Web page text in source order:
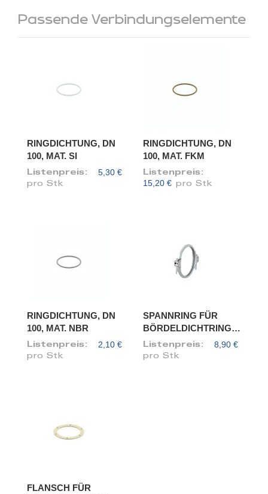
Passende Verbindungselemente
RINGDICHTUNG, DN
100, MAT. SI
Listenpreis: 5,30 €
pro Stk
RINGDICHTUNG, DN
100, MAT. FKM
Listenpreis:
15,20 € pro Stk
RINGDICHTUNG, DN
100, MAT. NBR
Listenpreis: 2,10 €
pro Stk
SPANNRING FÜR
BÖRDELDICHTRING,
DN 100
Listenpreis: 8,90 €
pro Stk
FLANSCH FÜR